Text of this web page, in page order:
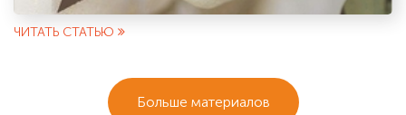
ЧИТАТЬ СТАТЬЮ
Больше материалов